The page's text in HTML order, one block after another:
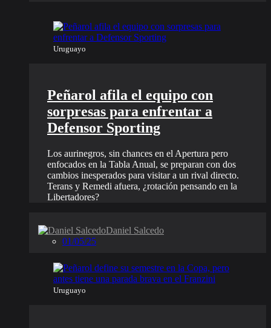
Uruguayo
Peñarol afila el equipo con
sorpresas para enfrentar a
Defensor Sporting
Los aurinegros, sin chances en el Apertura pero
enfocados en la Tabla Anual, se preparan con dos
cambios inesperados para visitar a un rival directo.
Terans y Remedi afuera, ¿rotación pensando en la
Libertadores?
Daniel Salcedo
01/05/25
Uruguayo